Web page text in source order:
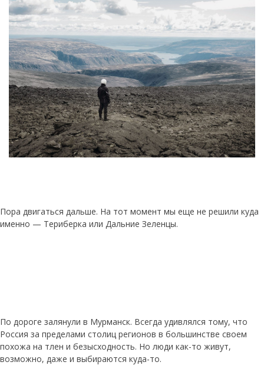
Пора двигаться дальше. На тот момент мы еще не решили куда
именно — Териберка или Дальние Зеленцы.
По дороге залянули в Мурманск. Всегда удивлялся тому, что
Россия за пределами столиц регионов в большинстве своем
похожа на тлен и безысходность. Но люди как-то живут,
возможно, даже и выбираются куда-то.